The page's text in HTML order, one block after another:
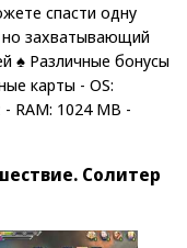
спасти одну
захватывающий
♠ Различные бонусы
карты - OS:
RAM: 1024 MB -
Солитер